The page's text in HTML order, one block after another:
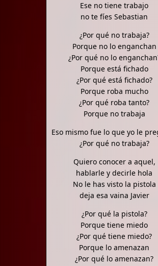
Ese no tiene trabajo
no te fíes Sebastian
¿Por qué no trabaja?
Porque no lo enganchan
¿Por qué no lo
Porque está fichado
¿Por qué está fichado?
Porque roba mucho
¿Por qué roba tanto?
Porque no trabaja
Eso mismo fue lo que yo le
¿Por qué no trabaja?
Quiero conocer a aquel,
hablarle y decirle hola
No le has visto la pistola
deja esa vaina Javier
¿Por qué la pistola?
Porque tiene miedo
¿Por qué tiene miedo?
Porque lo amenazan
¿Por qué lo amenazan?